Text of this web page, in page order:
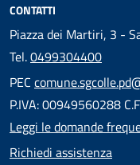
CONTATTI
Piazza dei Martiri, 3 -
Tel.0499304400
PEC
P.IVA: 00949560288
Leggi le domande
Richiedi assistenza